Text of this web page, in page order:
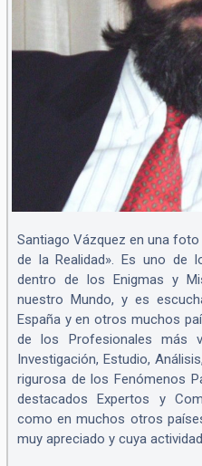
Santiago Vázquez en una
de la Realidad». Es uno de
dentro de los Enigmas y
nuestro Mundo, y es
España y en otros muchos
de los Profesionales más
Investigación, Estudio,
rigurosa de los Fenómenos
destacados Expertos y
como en muchos otros
muy apreciado y cuya